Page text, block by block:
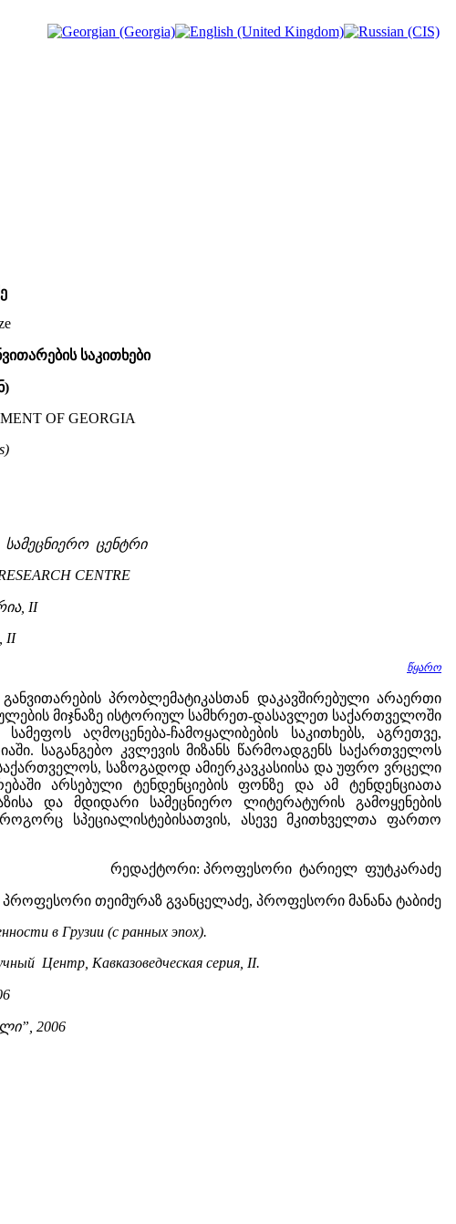
საკითხები
OF GEORGIA
ცენტრი
CENTRE
II
II
წყარო
პრობლემატიკასთან დაკავშირებული არაერთი
მიჯნაზე ისტორიულ სამხრეთ-დასავლეთ საქართველოში
აღმოცენება-ჩამოყალიბების საკითხებს, აგრეთვე,
საგანგებო კვლევის მიზანს წარმოადგენს საქართველოს
საზოგადოდ ამიერკავკასიისა და უფრო ვრცელი
არსებული ტენდენციების ფონზე და ამ ტენდენციათა
და მდიდარი სამეცნიერო ლიტერატურის გამოყენების
სპეციალისტებისათვის, ასევე მკითხველთა ფართო
რედაქტორი: პროფესორი ტარიელ ფუტკარაძე
თეიმურაზ გვანცელაძე, პროფესორი მანანა ტაბიძე
в Грузии (с ранных эпох).
Центр, Кавказоведческая серия, II.
2006